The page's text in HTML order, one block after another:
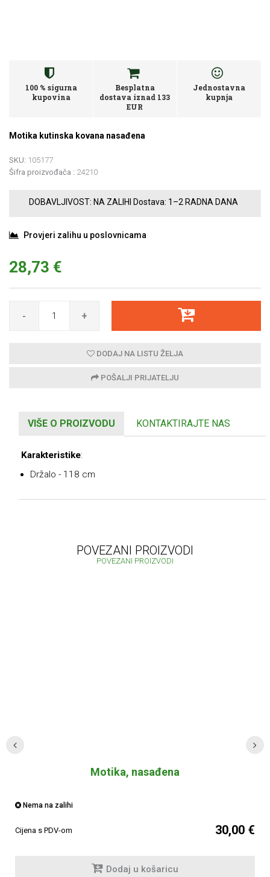
100 % sigurna
kupovina
Besplatna
dostava iznad 133
EUR
Jednostavna
kupnja
Motika kutinska kovana nasađena
SKU: 105177
Šifra proizvođača : 24210
DOBAVLJIVOST: NA ZALIHI Dostava: 1–2 RADNA DANA
Provjeri zalihu u poslovnicama
28,73 €
- +
DODAJ NA LISTU ŽELJA
POŠALJI PRIJATELJU
VIŠE O PROIZVODU KONTAKTIRAJTE NAS
Karakteristike:
Držalo - 118 cm
POVEZANI PROIZVODI
POVEZANI PROIZVODI
Motika, nasađena
Nema na zalihi
Cijena s PDV-om 30,00 €
Dodaj u košaricu